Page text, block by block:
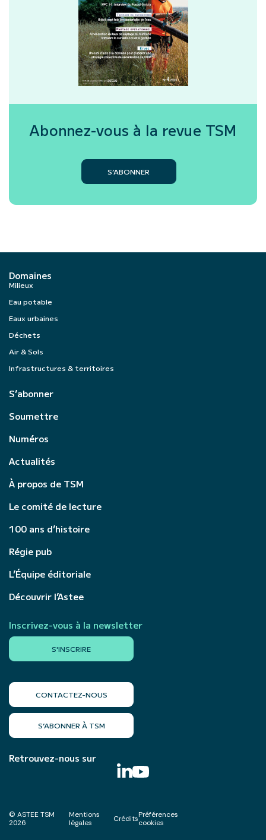
Abonnez-vous à la revue TSM
S’ABONNER
Domaines
Milieux
Eau potable
Eaux urbaines
Déchets
Air & Sols
Infrastructures & territoires
S’abonner
Soumettre
Numéros
Actualités
À propos de TSM
Le comité de lecture
100 ans d’histoire
Régie pub
L’Équipe éditoriale
Découvrir l’Astee
Inscrivez-vous à la newsletter
S'INSCRIRE
CONTACTEZ-NOUS
S’ABONNER À TSM
Retrouvez-nous sur
© ASTEE TSM
2026
Mentions
légales
CréditsPréférences
cookies